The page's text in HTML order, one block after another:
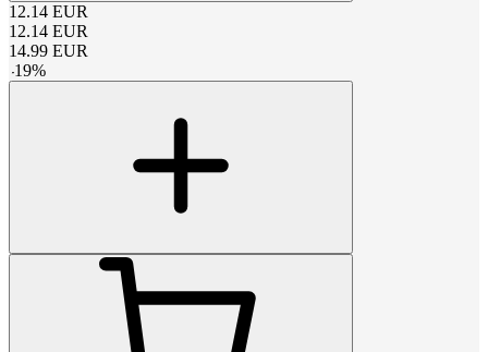
12.14 EUR
12.14 EUR
14.99 EUR
-19%